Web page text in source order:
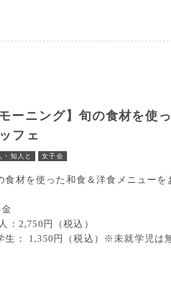
モーニング】旬の食材を使
フェ
・知人と 女子会
食材を使った和食＆洋食メニューを
：2,750円（税込）
生： 1,350円（税込）※未就学児は